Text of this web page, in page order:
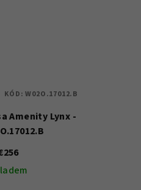
Amenity Lynx -
KÓD:W02O.17012.B